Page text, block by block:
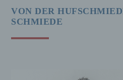
VON DER
SCHMIEDE